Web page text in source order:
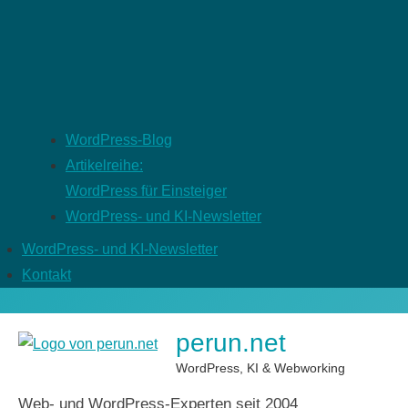
WordPress-Blog
Artikelreihe:
WordPress für Einsteiger
WordPress- und KI-Newsletter
WordPress- und KI-Newsletter
Kontakt
perun.net
WordPress, KI & Webworking
Web- und WordPress-Experten seit 2004